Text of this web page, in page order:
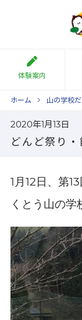
体験案内
ホーム 山の学校だ
2020年1月13日
どんど祭り
1 月12日、第13
くとう山の学